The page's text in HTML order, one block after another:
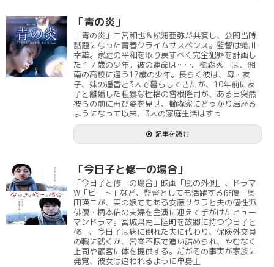
「青の炎」
「青の炎」二宮和也＆松浦亜弥が共演し、公開当時
話題になった青春クライムサスペンス。監督は蜷川
幸雄。家庭の平和を取り戻すべく完全犯罪を計画し
た１７歳の少年。彼の運命は……。櫛森秀一は、湘
南の高校に通う17歳の少年。長らく彼は、母・友
子、妹の遥香と3人で暮らしてきたが、10年前に友
子と離婚した粗暴な性格の曾根隆司が、ある日突然
彼らの前に再び姿を見せ、櫛森家にどっかり居座る
ようになって以来、3人の家庭生活はすっ
記事を読む
「今日子と修一の場合」
「今日子と修一の場合」映画「風の外側」、ドラマ
W「ビート」など、監督としても活躍する俳優・奥
田瑛二が、実の娘でもある安藤サクラと夫の個性派
俳優・柄本佑の夫婦を主演に迎えて手がけたヒュー
マンドラマ。宮城県南三陸町を故郷に持つ今日子と
修一。今日子は病に倒れた夫に代わり、保険外交員
の職に就くが、営業不振で追い詰められ、やむなく
上司や顧客に体を提供する。だがその事実が家族に
発覚、彼女は追われるように単身上